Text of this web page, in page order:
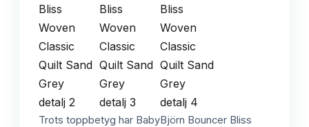
Trots toppbetyg har BabyBjörn Bouncer Bliss